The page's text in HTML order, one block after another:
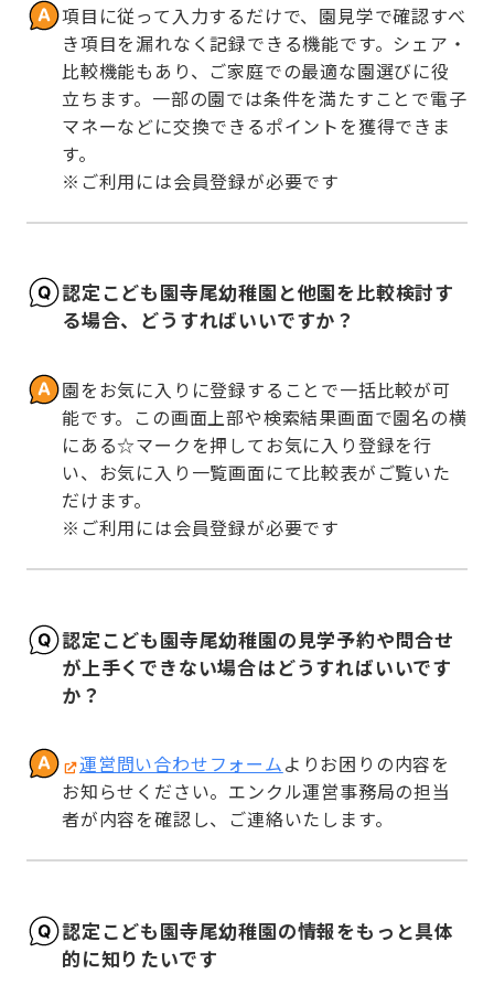
項目に従って入力するだけで、園見学で確認すべ
き項目を漏れなく記録できる機能です。シェア・
比較機能もあり、ご家庭での最適な園選びに役
立ちます。一部の園では条件を満たすことで電子
マネーなどに交換できるポイントを獲得できま
す。
※ご利用には会員登録が必要です
認定こども園寺尾幼稚園と他園を比較検討す
る場合、どうすればいいですか？
園をお気に入りに登録することで一括比較が可
能です。この画面上部や検索結果画面で園名の横
にある☆マークを押してお気に入り登録を行
い、お気に入り一覧画面にて比較表がご覧いた
だけます。
※ご利用には会員登録が必要です
認定こども園寺尾幼稚園の見学予約や問合せ
が上手くできない場合はどうすればいいです
か？
運営問い合わせフォームよりお困りの内容を
お知らせください。エンクル運営事務局の担当
者が内容を確認し、ご連絡いたします。
認定こども園寺尾幼稚園の情報をもっと具体
的に知りたいです